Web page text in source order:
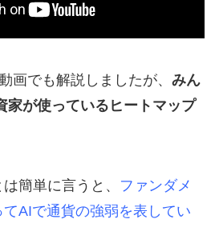
画でも解説しましたが、 みん
家が使っているヒートマップ
簡単に言うと、
ファンダメ
AIで通貨の強弱を表してい